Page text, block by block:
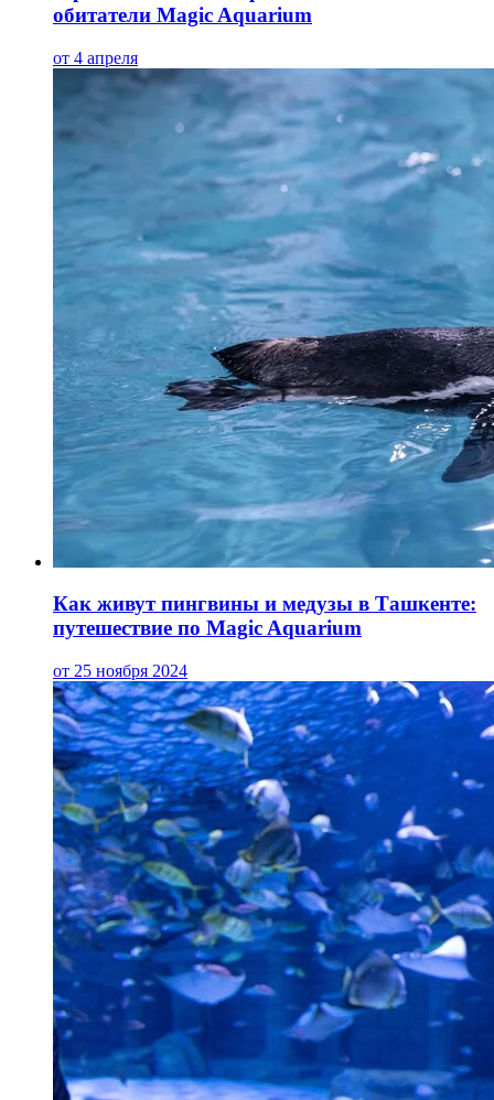
обитатели Magic Aquarium
от 4 апреля
Как живут пингвины и медузы в Ташкенте:
путешествие по Magic Aquarium
от 25 ноября 2024